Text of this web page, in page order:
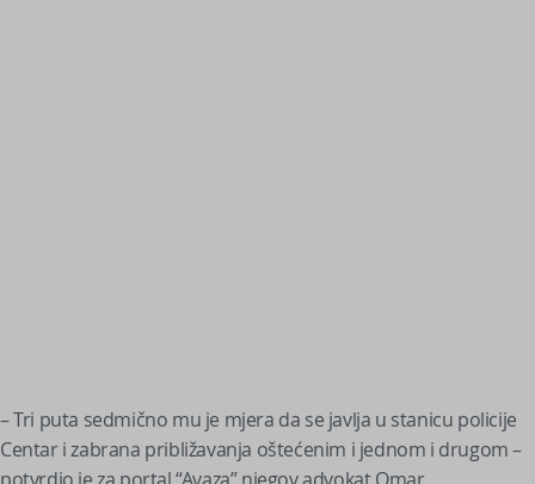
– Tri puta sedmično mu je mjera da se javlja u stanicu policije
Centar i zabrana približavanja oštećenim i jednom i drugom –
potvrdio je za portal “Avaza” njegov advokat Omar